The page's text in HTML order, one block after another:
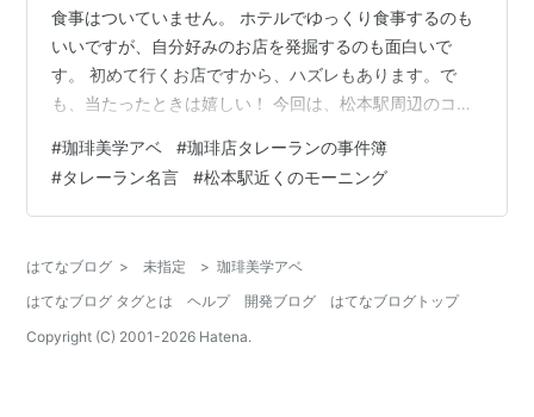
食事はついていません。 ホテルでゆっくり食事するのも
いいですが、自分好みのお店を発掘するのも面白いで
す。 初めて行くお店ですから、ハズレもあります。で
も、当たったときは嬉しい！ 今回は、松本駅周辺のコー
ベ』 メニュー 店内 タレーラン・名言 『珈琲美学・ア
ベ』詳細 おわりに モーニングの美味しいお店『珈琲美
学・アベ』 ステキな外観でしょう!? 『珈琲美学・アベ』
ーニングを頂きました。 モーニングが安くて美味しい 飲
み物プラスサイドオーダ…
#珈琲美学アベ #珈琲店タレーランの事件簿
#タレーラン名言 #松本駅近くのモーニング
はてなブログ > 未指定 > 珈琲美学アベ
はてなブログ タグとは
ヘルプ 開発ブログ
はてなブログトップ
Copyright (C) 2001-2026 Hatena.